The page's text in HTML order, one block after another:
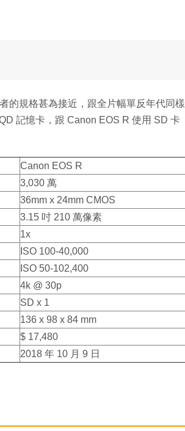
的規格甚為接近，跟全片幅單反年代同樣
記憶卡，跟 Canon EOS R 使用 SD 卡
Canon EOS R
3,030 萬
36mm x 24mm CMOS
3.15 吋 210 萬像素
1x
ISO 100-40,000
ISO 50-102,400
4k @ 30p
SD x 1
136 x 98 x 84 mm
$ 17,480
2018 年 10 月 9 日